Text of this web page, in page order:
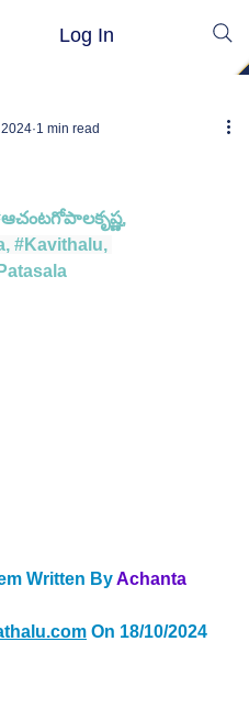
Log In
1 min read
ంటగోపాలకృష్ణ,
, #Kavithalu,
Patasala
Written By Achanta
On 18/10/2024